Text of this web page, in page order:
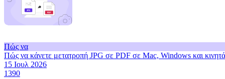
Πώς να
Πώς να κάνετε μετατροπή JPG σε PDF σε Mac, Windows και κινητά
15 Ιουλ 2026
1390